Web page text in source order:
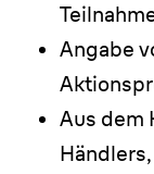
Angabe
Aus dem